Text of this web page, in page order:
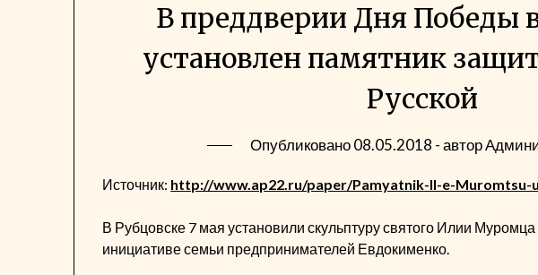
В преддверии Дня Победы
установлен памятник
Русской
Опубликовано08.05.2018 - автор
Источник: http://www.ap22.ru/paper/Pamyatnik-Il-e-Muromtsu-
В Рубцовске 7 мая установили скульптуру святого Илии
инициативе семьи предпринимателей Евдокименко.